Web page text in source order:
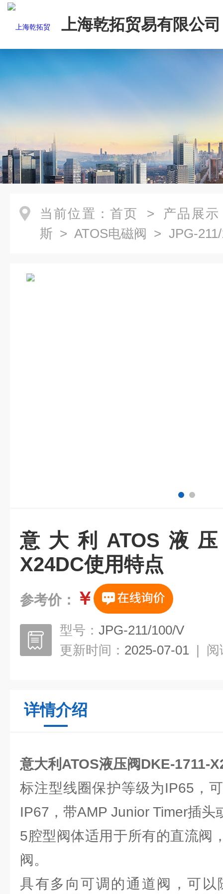
上海乾拓贸易有限公司
当前位置： 首页 > 产品展示
斯 > ATOS电磁阀 > JPG-
意大利ATOS液压
X24DC使用特点
参考价： ￥
型号： JPG-211/100/V
更新时间： 2025-07-01 | 阅
详情介绍
意大利ATOS液压阀DKE-1711-
标注型线圈保护等级为IP65，
IP67，带AMP Junior Timer插头
5腔型阀体适用于所有的直流阀
阀。
具有多向可调的通道阀，可以